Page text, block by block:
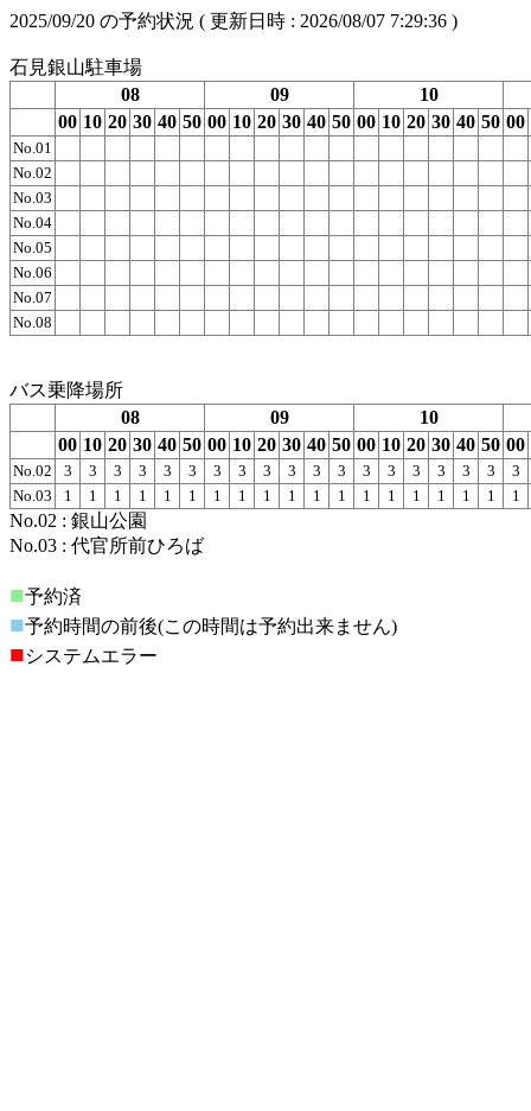
2025/09/20 の予約状況 ( 更新日時 : 2026/08/07 7:29:36 )
石見銀山駐車場
08
09
10
00 10 20 30 40 50 00 10 20 30 40 50 00 10 20 30 40 50 00
No.01
No.02
No.03
No.04
No.05
No.06
No.07
No.08
バス乗降場所
08
09
10
00 10 20 30 40 50 00 10 20 30 40 50 00 10 20 30 40 50 00
No.02 3 3 3 3 3 3 3 3 3 3 3 3 3 3 3 3 3 3
3
No.03
1 1 1 1 1 1 1 1 1 1 1 1 1 1 1 1 1 1 1
No.02 : 銀山公園
No.03 : 代官所前ひろば
■予約済
■予約時間の前後(この時間は予約出来ません)
■システムエラー